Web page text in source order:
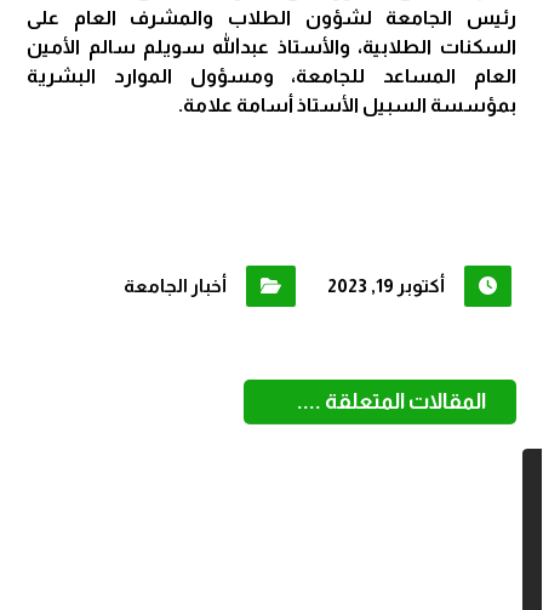
رئيس الجامعة لشؤون الطلاب والمشرف العام على
السكنات الطلابية، والأستاذ عبدالله سويلم سالم الأمين
العام المساعد للجامعة، ومسؤول الموارد البشرية
بمؤسسة السبيل الأستاذ أسامة علامة.
أكتوبر 19, 2023 أخبار الجامعة
المقالات المتعلقة ....